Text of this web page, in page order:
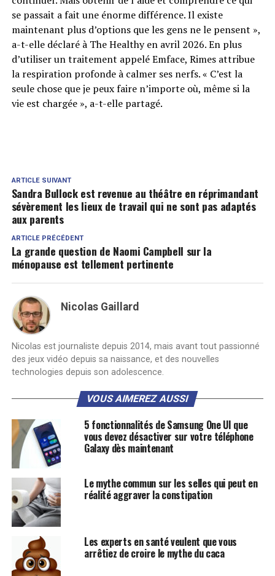
se passait a fait une énorme différence. Il existe
maintenant plus d’options que les gens ne le pensent »,
a-t-elle déclaré à The Healthy en avril 2026. En plus
d’utiliser un traitement appelé Emface, Rimes attribue
la respiration profonde à calmer ses nerfs. « C’est la
seule chose que je peux faire n’importe où, même si la
vie est chargée », a-t-elle partagé.
ARTICLE SUIVANT
Sandra Bullock est revenue au théâtre en réprimandant
sévèrement les lieux de travail qui ne sont pas adaptés
aux parents
ARTICLE PRÉCÉDENT
La grande question de Naomi Campbell sur la
ménopause est tellement pertinente
Nicolas Gaillard
Nicolas est journaliste depuis 2014, mais avant tout passionné
des jeux vidéo depuis sa naissance, et des nouvelles
technologies depuis son adolescence.
VOUS AIMEREZ AUSSI
5 fonctionnalités de Samsung One UI que
vous devez désactiver sur votre téléphone
Galaxy dès maintenant
Le mythe commun sur les selles qui peut en
réalité aggraver la constipation
Les experts en santé veulent que vous
arrêtiez de croire le mythe du caca